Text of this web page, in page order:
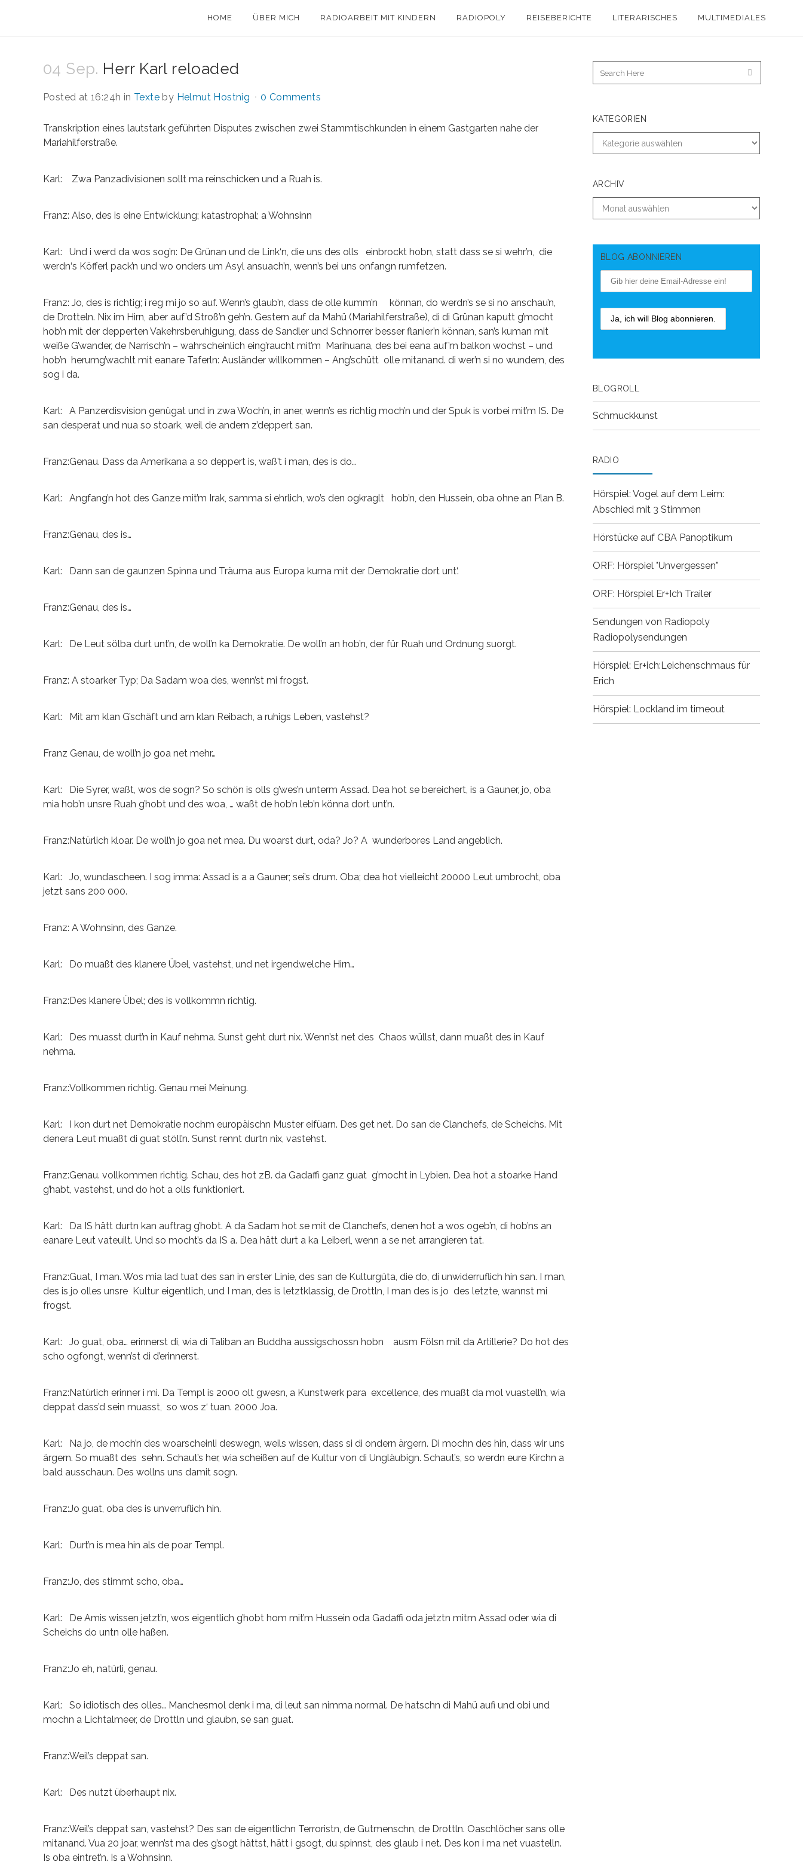
HOME ÜBER MICH RADIOARBEIT MIT KINDERN RADIOPOLY REISEBERICHTE LITERARISCHES MULTIMEDIALES
04 Sep. Herr Karl reloaded
Posted at 16:24h in Texte by Helmut Hostnig 0 Comments
Transkription eines lautstark geführten Disputes zwischen zwei Stammtischkunden in einem Gastgarten nahe der
Mariahilferstraße.
Karl: Zwa Panzadivisionen sollt ma reinschicken und a Ruah is.
Franz: Also, des is eine Entwicklung; katastrophal; a Wohnsinn
Karl: Und i werd da wos sog’n: De Grünan und de Link‘n, die uns des olls einbrockt hobn, statt dass se si wehr’n, die
werdn‘s Köfferl pack’n und wo onders um Asyl ansuach’n, wenn’s bei uns onfangn rumfetzen.
Franz: Jo, des is richtig; i reg mi jo so auf. Wenn’s glaub’n, dass de olle kumm’n könnan, do werdn’s se si no anschau’n,
de Drotteln. Nix im Hirn, aber auf’d Stroß’n geh’n. Gestern auf da Mahü (Mariahilferstraße), di di Grünan kaputt g’mocht
hob’n mit der depperten Vakehrsberuhigung, dass de Sandler und Schnorrer besser flanier’n könnan, san’s kuman mit
weiße G’wander, de Narrisch’n – wahrscheinlich eing’raucht mit’m Marihuana, des bei eana auf’m balkon wochst – und
hob’n herumg’wachlt mit eanare Taferln: Ausländer willkommen – Ang’schütt olle mitanand. di wer’n si no wundern, des
sog i da.
Karl: A Panzerdisvision genügat und in zwa Woch’n, in aner, wenn’s es richtig moch’n und der Spuk is vorbei mit’m IS. De
san desperat und nua so stoark, weil de andern z’deppert san.
Franz:Genau. Dass da Amerikana a so deppert is, waß’t i man, des is do…
Karl: Angfang’n hot des Ganze mit’m Irak, samma si ehrlich, wo’s den ogkraglt hob’n, den Hussein, oba ohne an Plan B.
Franz:Genau, des is…
Karl: Dann san de gaunzen Spinna und Träuma aus Europa kuma mit der Demokratie dort unt‘.
Franz:Genau, des is…
Karl: De Leut sölba durt unt’n, de woll’n ka Demokratie. De woll’n an hob’n, der für Ruah und Ordnung suorgt.
Franz: A stoarker Typ; Da Sadam woa des, wenn’st mi frogst.
Karl: Mit am klan G’schäft und am klan Reibach, a ruhigs Leben, vastehst?
Franz Genau, de woll’n jo goa net mehr…
Karl: Die Syrer, waßt, wos de sogn? So schön is olls g’wes’n unterm Assad. Dea hot se bereichert, is a Gauner, jo, oba
mia hob’n unsre Ruah g’hobt und des woa, … waßt de hob’n leb’n könna dort unt’n.
Franz:Natürlich kloar. De woll’n jo goa net mea. Du woarst durt, oda? Jo? A wunderbores Land angeblich.
Karl: Jo, wundascheen. I sog imma: Assad is a a Gauner; sei’s drum. Oba; dea hot vielleicht 20000 Leut umbrocht, oba
jetzt sans 200 000.
Franz: A Wohnsinn, des Ganze.
Karl: Do muaßt des klanere Übel, vastehst, und net irgendwelche Hirn…
Franz:Des klanere Übel; des is vollkommn richtig.
Karl: Des muasst durt’n in Kauf nehma. Sunst geht durt nix. Wenn’st net des Chaos wüllst, dann muaßt des in Kauf
nehma.
Franz:Vollkommen richtig. Genau mei Meinung.
Karl: I kon durt net Demokratie nochm europäischn Muster eifüarn. Des get net. Do san de Clanchefs, de Scheichs. Mit
denera Leut muaßt di guat stöll’n. Sunst rennt durtn nix, vastehst.
Franz:Genau. vollkommen richtig. Schau, des hot zB. da Gadaffi ganz guat g’mocht in Lybien. Dea hot a stoarke Hand
g’habt, vastehst, und do hot a olls funktioniert.
Karl: Da IS hätt durtn kan auftrag g’hobt. A da Sadam hot se mit de Clanchefs, denen hot a wos ogeb’n, di hob’ns an
eanare Leut vateuilt. Und so mocht’s da IS a. Dea hätt durt a ka Leiberl, wenn a se net arrangieren tat.
Franz:Guat, I man. Wos mia lad tuat des san in erster Linie, des san de Kulturgüta, die do, di unwiderruflich hin san. I man,
des is jo olles unsre Kultur eigentlich, und I man, des is letztklassig, de Drottln, I man des is jo des letzte, wannst mi
frogst.
Karl: Jo guat, oba… erinnerst di, wia di Taliban an Buddha aussigschossn hobn ausm Fölsn mit da Artillerie? Do hot des
scho ogfongt, wenn’st di d’erinnerst.
Franz:Natürlich erinner i mi. Da Templ is 2000 olt gwesn, a Kunstwerk para excellence, des muaßt da mol vuastell’n, wia
deppat dass’d sein muasst, so wos z‘ tuan. 2000 Joa.
Karl: Na jo, de moch’n des woarscheinli deswegn, weils wissen, dass si di ondern ärgern. Di mochn des hin, dass wir uns
ärgern. So muaßt des sehn. Schaut’s her, wia scheißen auf de Kultur von di Ungläubign. Schaut’s, so werdn eure Kirchn a
bald ausschaun. Des wollns uns damit sogn.
Franz:Jo guat, oba des is unverruflich hin.
Karl: Durt’n is mea hin als de poar Templ.
Franz:Jo, des stimmt scho, oba…
Karl: De Amis wissen jetzt’n, wos eigentlich g’hobt hom mit’m Hussein oda Gadaffi oda jetztn mitm Assad oder wia di
Scheichs do untn olle haßen.
Franz:Jo eh, natürli, genau.
Karl: So idiotisch des olles… Manchesmol denk i ma, di leut san nimma normal. De hatschn di Mahü aufi und obi und
mochn a Lichtalmeer, de Drottln und glaubn, se san guat.
Franz:Weil’s deppat san.
Karl: Des nutzt überhaupt nix.
Franz:Weil’s deppat san, vastehst? Des san de eigentlichn Terroristn, de Gutmenschn, de Drottln. Oaschlöcher sans olle
mitanand. Vua 20 joar, wenn’st ma des g’sogt hättst, hätt i gsogt, du spinnst, des glaub i net. Des kon i ma net vuastelln.
Is oba eintret’n. Is a Wohnsinn.
KATEGORIEN
ARCHIV
BLOG ABONNIEREN
BLOGROLL
Schmuckkunst
RADIO
Hörspiel: Vogel auf dem Leim:
Abschied mit 3 Stimmen
Hörstücke auf CBA Panoptikum
ORF: Hörspiel "Unvergessen"
ORF: Hörspiel Er+Ich Trailer
Sendungen von Radiopoly
Radiopolysendungen
Hörspiel: Er+ich:Leichenschmaus für
Erich
Hörspiel: Lockland im timeout